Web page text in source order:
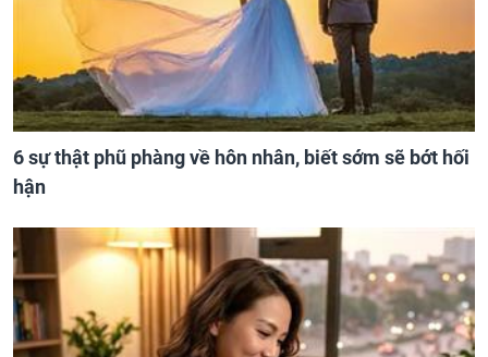
6 sự thật phũ phàng về hôn nhân, biết sớm sẽ bớt hối
hận